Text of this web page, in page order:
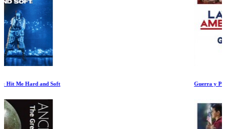
Guerra y Paz